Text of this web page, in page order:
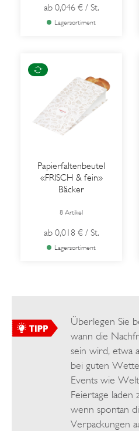
ab 0,046 € / St.
Lagersortiment
Papierfaltenbeutel
«FRISCH & fein»
Bäcker
8 Artikel
ab 0,018 € / St.
Lagersortiment
Überlegen Sie
wann die
sein wird, etwa
bei guten
Events wie
Feiertage laden
wenn spontan
Verpackungen